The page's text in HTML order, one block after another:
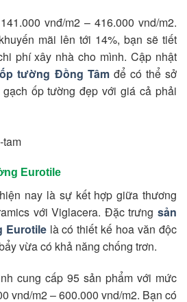
vnđ/m2 – 416.000 vnd/m2.
mãi lên tới 14%, bạn sẽ tiết
phí xây nhà cho mình. Cập nhật
tường Đồng Tâm để có thể sở
ốp tường đẹp với giá cả phải
Eurotile
nay là sự kết hợp giữa thương
với Viglacera. Đặc trưng sản
Eurotilelà có thiết kế hoa văn độc
vừa có khả năng chống trơn.
cung cấp 95 sản phẩm với mức
vnd/m2 – 600.000 vnd/m2. Bạn có